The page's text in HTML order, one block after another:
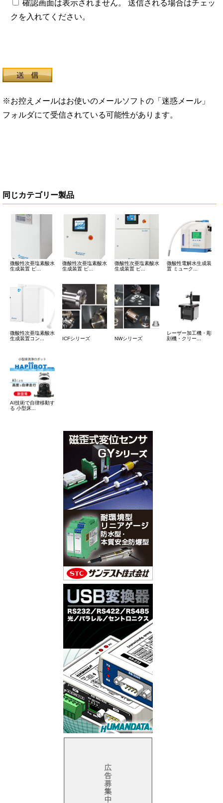
確認画面は表示されません。 送信される場合はチェッ
クを入れてください。
※お控えメールはお使いのメールソフトの「迷惑メール」
フォルダにて受信されている可能性があります。
同じカテゴリー製品
微酸性次亜塩素酸水
生成装置 ピ...
微酸性次亜塩素酸水
生成装置 ピ...
微酸性次亜塩素酸水
生成装置 ピ...
微酸性電解水生成装
置 ミューク...
微酸性次亜塩素酸水
生成装置コン...
ICFシリーズ NWシリーズ
レーザー加工機・彫
刻機・クリー...
AI技術で自律移動す
る 小型床...